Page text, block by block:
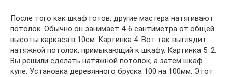
После того как шкаф готов, другие мастера натягивают
потолок. Обычно он занимает 4-6 сантиметра от общей
высоты каркаса в 10см. Картинка 4. Вот так выглядит
натяжной потолок, примыкающий к шкафу. Картинка 5. 2.
Вы решили сделать натяжной потолок, а затем шкаф
купе. Установка деревянного бруска 100 на 100мм. Этот